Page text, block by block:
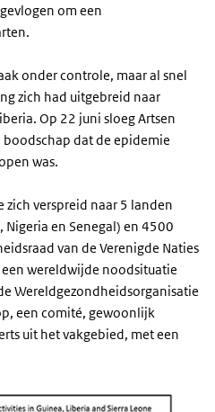
om een
onder controle, maar al snel
zich had uitgebreid naar
Op 22 juni sloeg Artsen
boodschap dat de epidemie
was.
zich verspreid naar 5 landen
Nigeria en Senegal) en 4500
van de Verenigde Naties
wereldwijde noodsituatie
Wereldgezondheidsorganisatie
een comité, gewoonlijk
uit het vakgebied, met een